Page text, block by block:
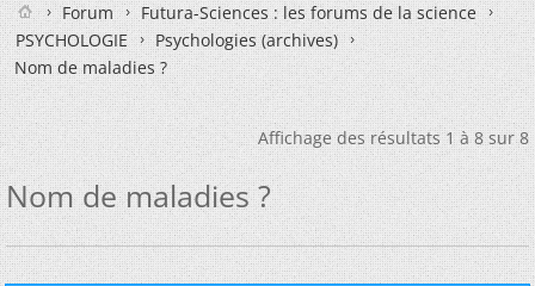
Forum
Futura-Sciences : les forums de la science
PSYCHOLOGIE
Psychologies (archives)
Nom de maladies ?
Affichage des résultats 1 à 8 sur 8
Nom de maladies ?